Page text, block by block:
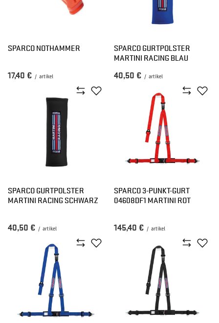
SPARCO NOTHAMMER
17,40 € / artikel
SPARCO GURTPOLSTER
MARTINI RACING BLAU
40,50 € / artikel
SPARCO GURTPOLSTER
MARTINI RACING SCHWARZ
40,50 € / artikel
SPARCO 3-PUNKT-GURT
04608DF1 MARTINI ROT
145,40 € / artikel